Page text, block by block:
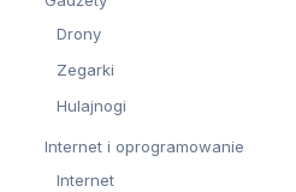
Drony
Zegarki
Hulajnogi
Internet i oprogramowanie
Internet